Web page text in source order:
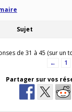
Sujet
de 31 à 45 (sur un
←
1
Partager sur vos